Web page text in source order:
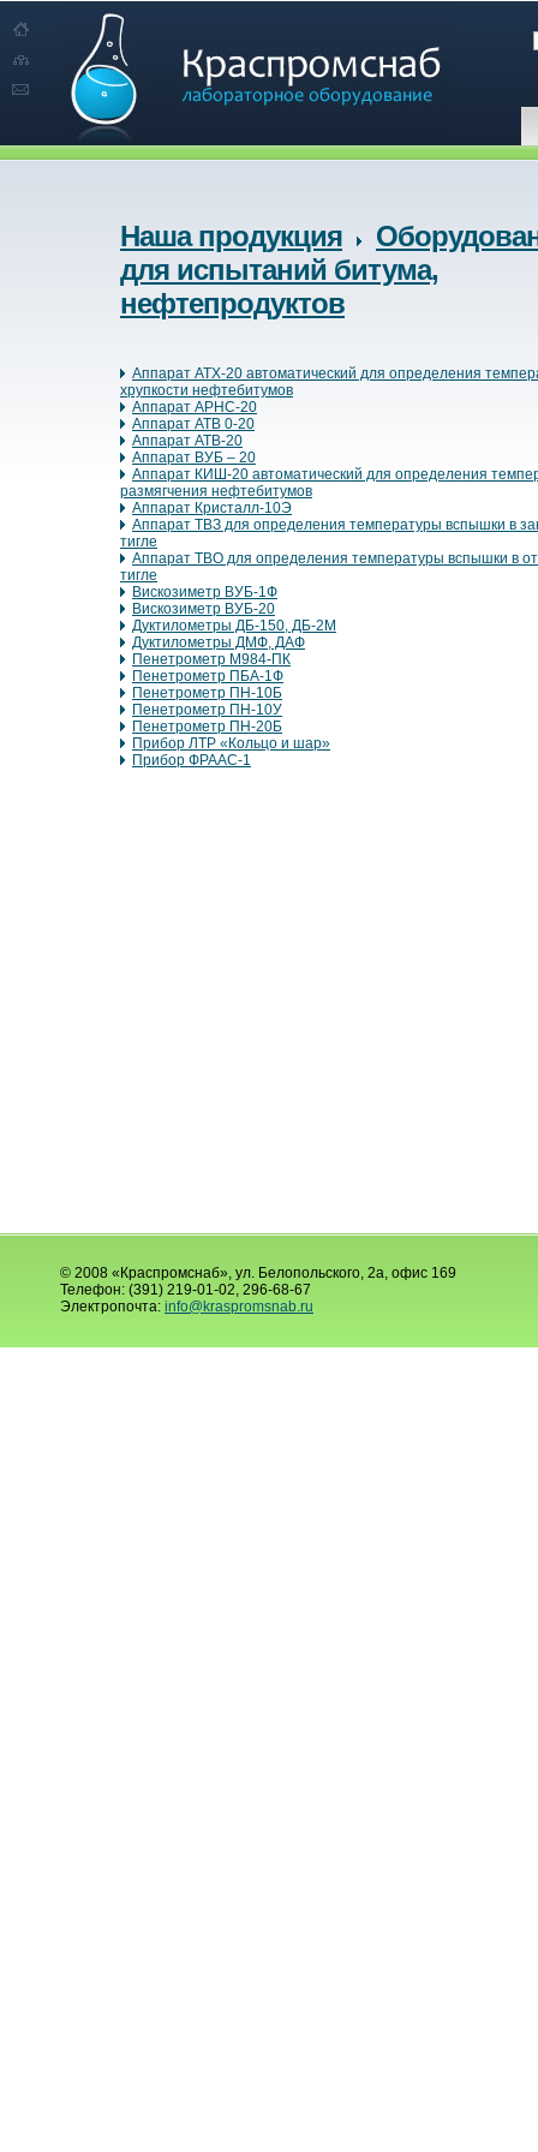
Наша продукция
для испытаний битума,
нефтепродуктов
Аппарат ATX-20 автоматический для определения
хрупкости нефтебитумов
Аппарат АРНС-20
Аппарат АТВ 0-20
Аппарат АТВ-20
Аппарат ВУБ – 20
Аппарат КИШ-20 автоматический для определения
размягчения нефтебитумов
Аппарат Кристалл-10Э
Аппарат ТВЗ для определения температуры вспышки в
тигле
Аппарат ТВО для определения температуры вспышки в
тигле
Вискозиметр ВУБ-1Ф
Вискозиметр ВУБ-20
Дуктилометры ДБ-150, ДБ-2М
Дуктилометры ДМФ, ДАФ
Пенетрометр М984-ПК
Пенетрометр ПБА-1Ф
Пенетрометр ПН-10Б
Пенетрометр ПН-10У
Пенетрометр ПН-20Б
Прибор ЛТР «Кольцо и шар»
Прибор ФРААС-1
© 2008 «Краспромснаб», ул. Белопольского, 2а, офис 169
Телефон: (391) 219-01-02, 296-68-67
Электропочта: info@kraspromsnab.ru